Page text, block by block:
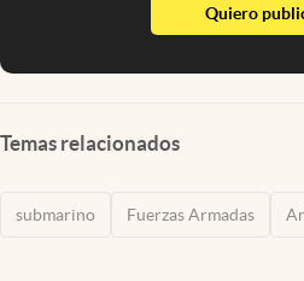
Quiero
Temas relacionados
submarino Fuerzas Armadas